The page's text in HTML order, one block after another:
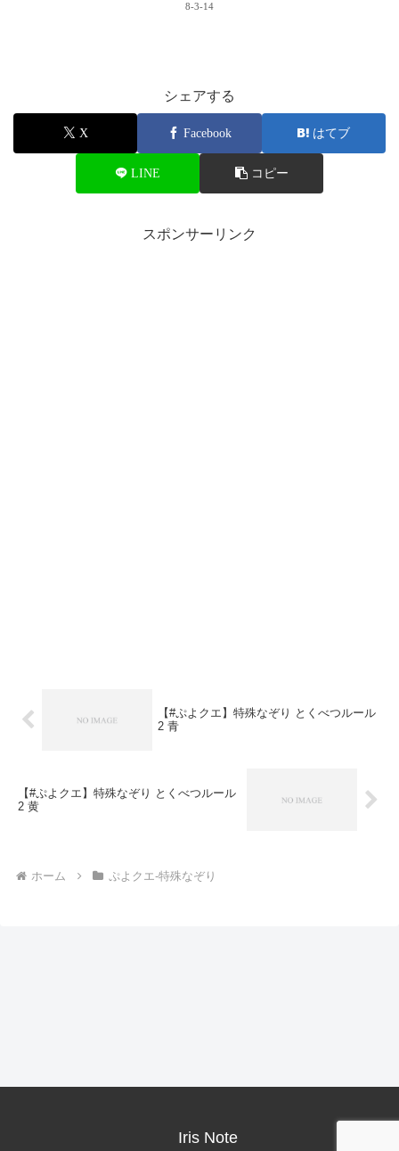
8-3-14
シェアする
X Facebook はてブ
LINE コピー
スポンサーリンク
【#ぷよクエ】特殊なぞり とくべつルール
2 青
【#ぷよクエ】特殊なぞり とくべつルール
2 黄
ホーム ぷよクエ-特殊なぞり
Iris Note